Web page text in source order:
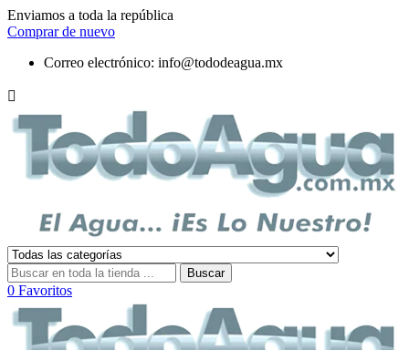
Enviamos a toda la república
Comprar de nuevo
Correo electrónico: info@tododeagua.mx

Buscar
0 Favoritos